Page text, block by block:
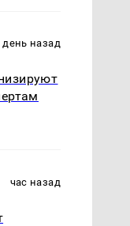
день назад
час назад